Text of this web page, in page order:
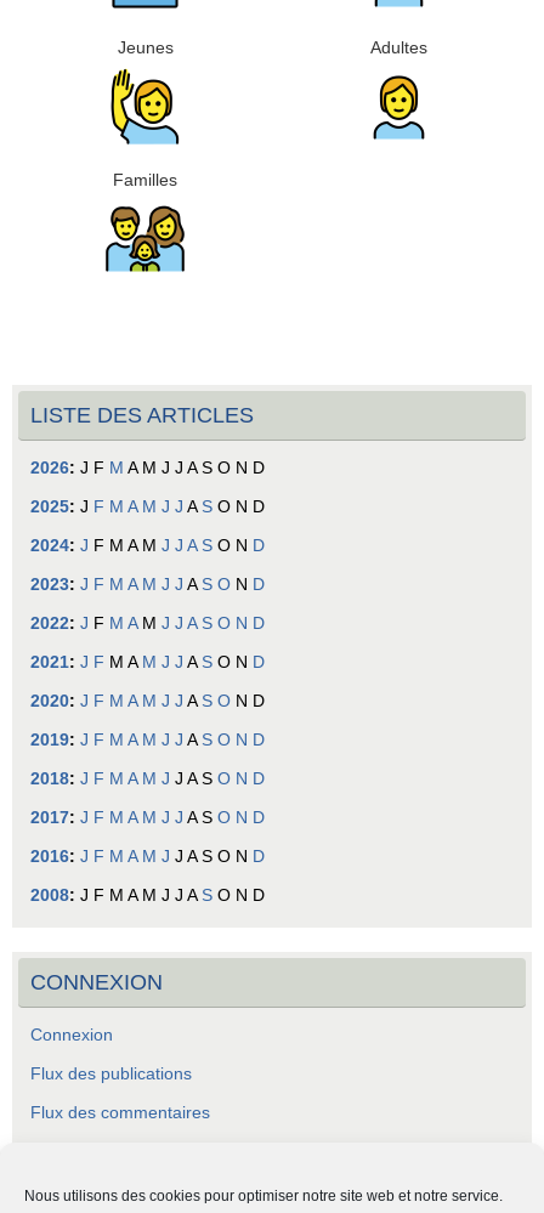
Nous utilisons des cookies pour optimiser notre site web et notre service.
Jeunes Adultes
Familles
LISTE DES ARTICLES
2026: J F M A M J J A S O N D
2025: J F M A M J J A S O N D
2024: J F M A M J J A S O N D
2023: J F M A M J J A S O N D
2022: J F M A M J J A S O N D
2021: J F M A M J J A S O N D
2020: J F M A M J J A S O N D
2019: J F M A M J J A S O N D
2018: J F M A M J J A S O N D
2017: J F M A M J J A S O N D
2016: J F M A M J J A S O N D
2008: J F M A M J J A S O N D
CONNEXION
Connexion
Flux des publications
Flux des commentaires